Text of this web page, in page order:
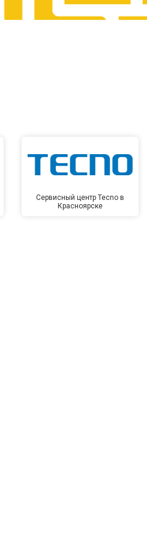
Сервисный центр Tecno в
Красноярске